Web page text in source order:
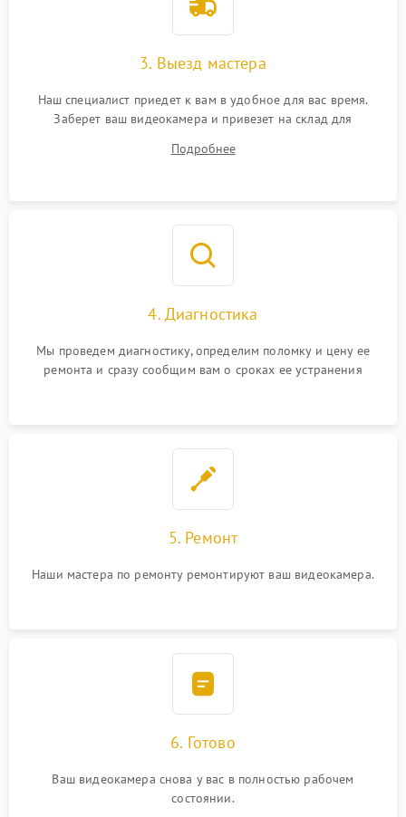
3. Выезд мастера
Наш специалист приедет к вам в удобное для вас время.
Заберет ваш видеокамера и привезет на склад для
Подробнее
4. Диагностика
Мы проведем диагностику, определим поломку и цену ее
ремонта и сразу сообщим вам о сроках ее устранения
5. Ремонт
Наши мастера по ремонту ремонтируют ваш видеокамера.
6. Готово
Ваш видеокамера снова у вас в полностью рабочем
состоянии.